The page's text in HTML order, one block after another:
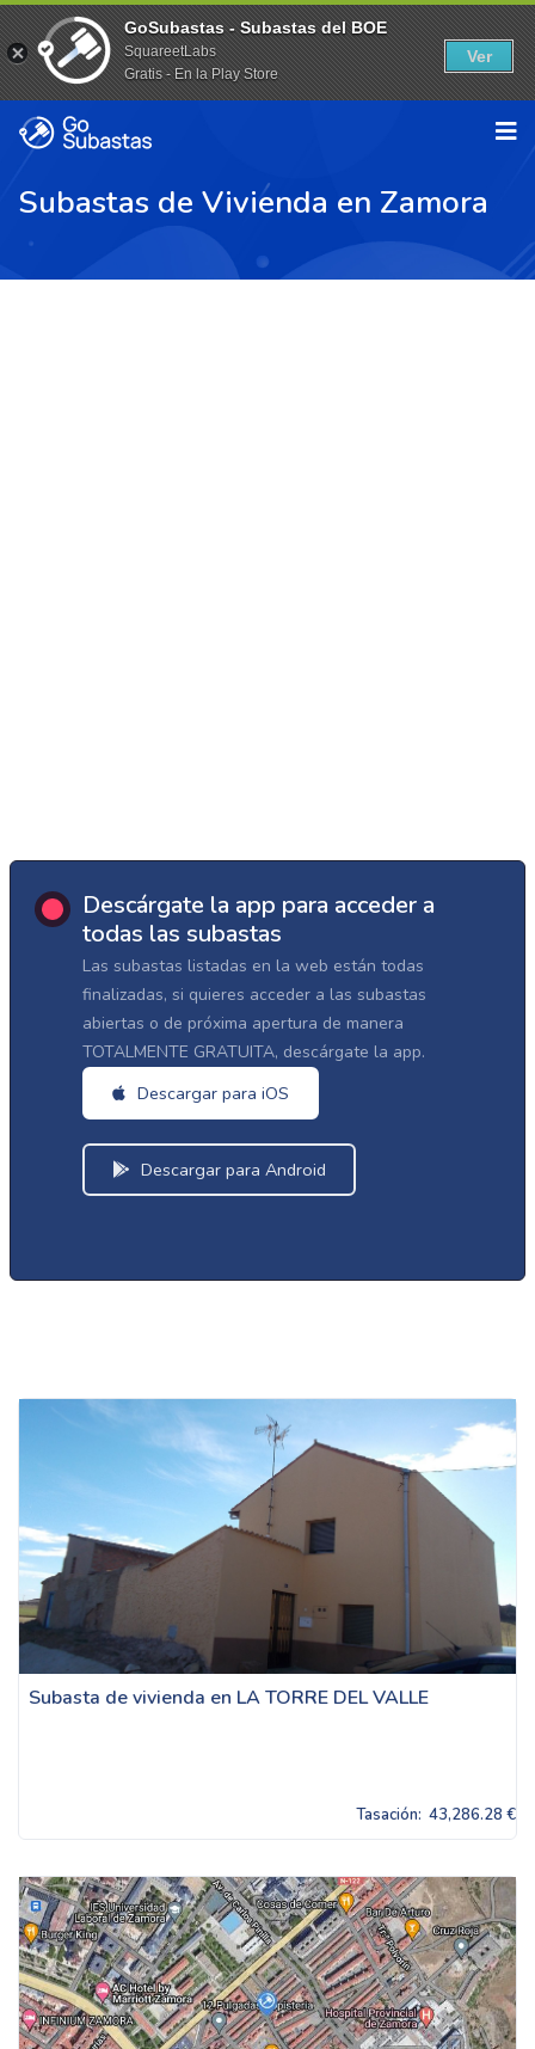
Subastas de Vivienda en Zamora
Descárgate la app para acceder a
todas las subastas
Las subastas listadas en la web están todas
finalizadas, si quieres acceder a las subastas
abiertas o de próxima apertura de manera
TOTALMENTE GRATUITA, descárgate la app.
Descargar para iOS
Descargar para Android
Subasta de vivienda en LA TORRE DEL VALLE
Tasación: 43,286.28 €
GoSubastas - Subastas del BOE
SquareetLabs
Gratis - En la Play Store
Ver